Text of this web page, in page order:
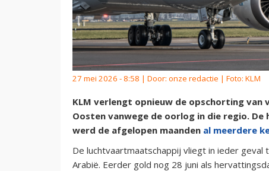
27 mei 2026 - 8:58 | Door: onze redactie | Foto: KLM
KLM verlengt opnieuw de opschorting van
Oosten vanwege de oorlog in die regio.
werd de afgelopen maanden al meerdere
De luchtvaartmaatschappij vliegt in ieder geval
Arabië. Eerder gold nog 28 juni als